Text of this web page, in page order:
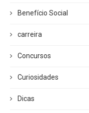
Benefício Social
carreira
Concursos
Curiosidades
Dicas